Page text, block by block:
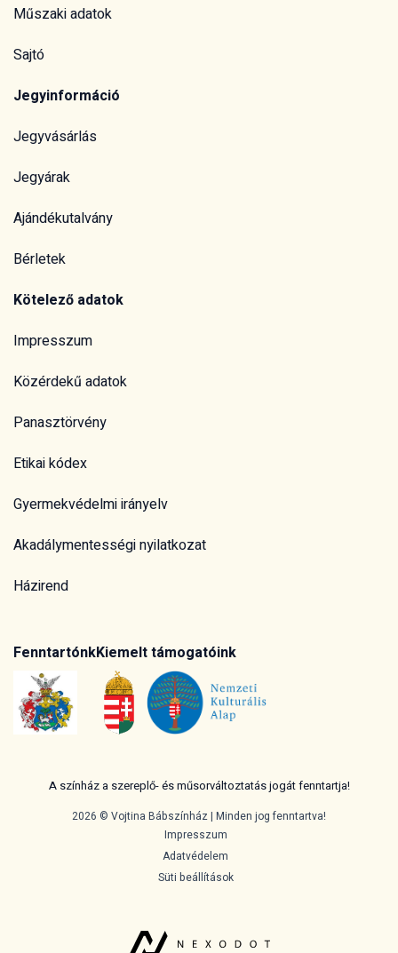
Műszaki adatok
Sajtó
Jegyinformáció
Jegyvásárlás
Jegyárak
Ajándékutalvány
Bérletek
Kötelező adatok
Impresszum
Közérdekű adatok
Panasztörvény
Etikai kódex
Gyermekvédelmi irányelv
Akadálymentességi nyilatkozat
Házirend
FenntartónkKiemelt támogatóink
A színház a szereplő- és műsorváltoztatás jogát fenntartja!
2026 © Vojtina Bábszínház | Minden jog fenntartva!
Impresszum
Adatvédelem
Süti beállítások